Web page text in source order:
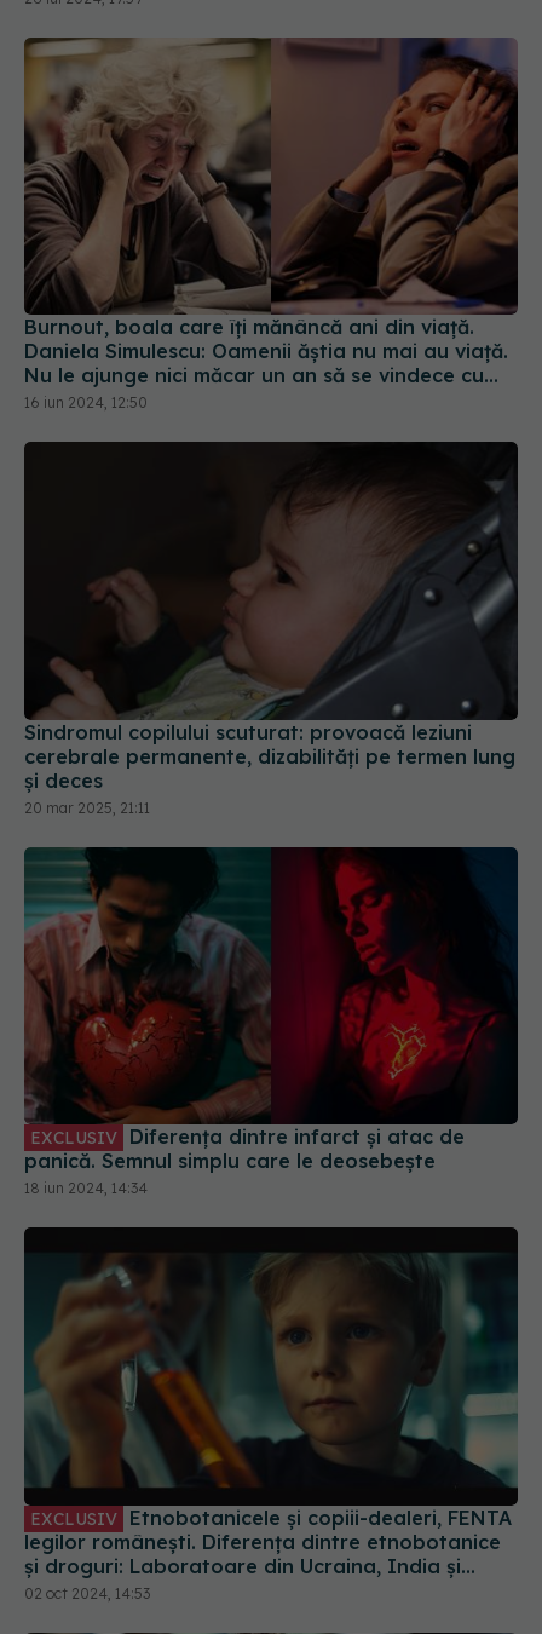
Burnout, boala care îți mănâncă ani din viață.
Daniela Simulescu: Oamenii ăștia nu mai au viață.
Nu le ajunge nici măcar un an să se vindece cu
adevărat
16 iun 2024, 12:50
Sindromul copilului scuturat: provoacă leziuni
cerebrale permanente, dizabilități pe termen lung
și deces
20 mar 2025, 21:11
EXCLUSIV
panică. Semnul simplu care le deosebește
18 iun 2024, 14:34
EXCLUSIV
Etnobotanicele și copiii-dealeri, FENTA
legilor românești. Diferența dintre etnobotanice
și droguri: Laboratoare din Ucraina, India și
China primesc comenzi de droguri pentru noi
02 oct 2024, 14:53